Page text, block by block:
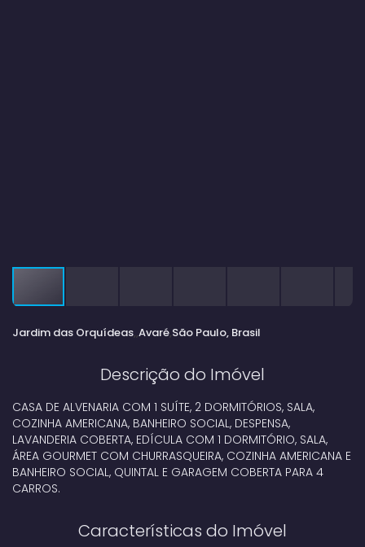
Jardim das Orquídeas Avaré São Paulo, Brasil
Descrição do Imóvel
CASA DE ALVENARIA COM 1 SUÍTE, 2 DORMITÓRIOS, SALA,
COZINHA AMERICANA, BANHEIRO SOCIAL, DESPENSA,
LAVANDERIA COBERTA, EDÍCULA COM 1 DORMITÓRIO, SALA,
ÁREA GOURMET COM CHURRASQUEIRA, COZINHA AMERICANA E
BANHEIRO SOCIAL, QUINTAL E GARAGEM COBERTA PARA 4
CARROS.
Características do Imóvel